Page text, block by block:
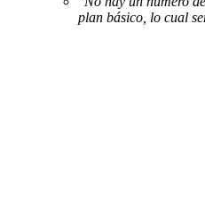
plan básico, lo cual